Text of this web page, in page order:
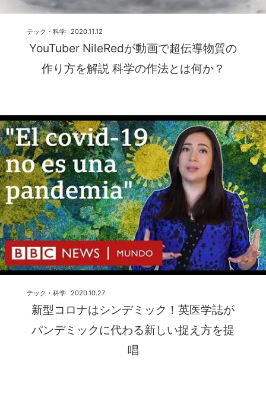
YouTuber NileRedが動画で超伝導物質の
作り方を解説 科学の作法とは何か？
2020.11.12
テック・科学
新型コロナはシンデミック！英医学誌が
パンデミックに代わる新しい捉え方を提
唱
2020.10.27
テック・科学